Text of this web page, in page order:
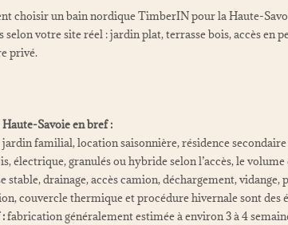
choisir un bain nordique TimberIN pour la Haute-
selon votre site réel : jardin plat, terrasse bois, accès en
privé.
Savoie en bref :
jardin familial, location saisonnière, résidence
électrique, granulés ou hybride selon l’accès, le
stable, drainage, accès camion, déchargement,
couvercle thermique et procédure hivernale sont des
fabrication généralement estimée à environ 3 à 4